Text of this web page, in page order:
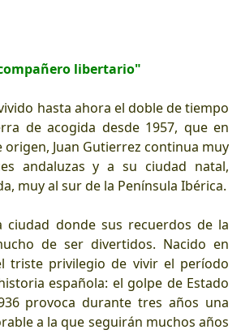
libertario"
hasta ahora el doble de tiempo
de acogida desde 1957, que en
origen, Juan Gutierrez continua muy
andaluzas y a su ciudad natal,
muy al sur de la Península Ibérica.
ciudad donde sus recuerdos de la
de ser divertidos. Nacido en
triste privilegio de vivir el período
española: el golpe de Estado
provoca durante tres años una
a la que seguirán muchos años